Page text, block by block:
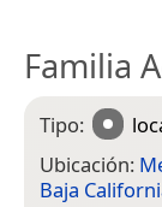
Familia
Tipo:
Ubicación:
Baja